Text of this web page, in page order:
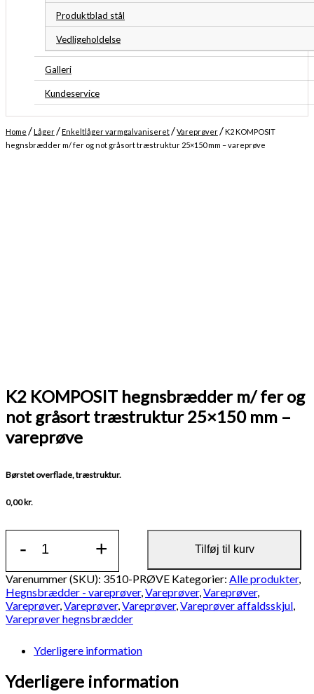
Produktblad stål
Vedligeholdelse
Galleri
Kundeservice
Home /Låger /Enkeltlåger varmgalvaniseret /Vareprøver /K2 KOMPOSIT
hegnsbrædder m/ fer og not gråsort træstruktur 25×150 mm – vareprøve
K2 KOMPOSIT hegnsbrædder m/ fer og
not gråsort træstruktur 25×150 mm –
vareprøve
0,00kr.
Børstet overflade, træstruktur.
-
KOMPOSIT
m/
fer
og
not
gråsort
25x150
-
+ Tilføj til kurv
Varenummer (SKU): 3510-PRØVE Kategorier: Alle produkter,
Hegnsbrædder - vareprøver,Vareprøver,Vareprøver,
Vareprøver,Vareprøver,Vareprøver,Vareprøver affaldsskjul,
Vareprøver hegnsbrædder
Yderligere information
Yderligere information